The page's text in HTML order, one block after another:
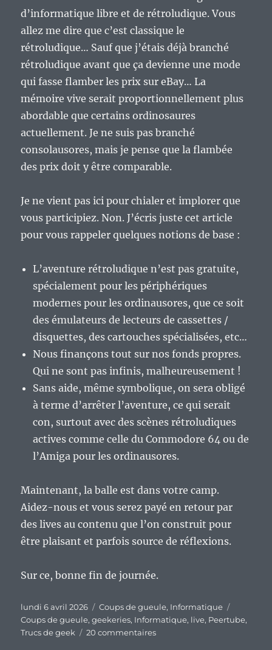
d’informatique libre et de rétroludique. Vous
allez me dire que c’est classique le
rétroludique… Sauf que j’étais déjà branché
rétroludique avant que ça devienne une mode
qui fasse flamber les prix sur eBay… La
mémoire vive serait proportionnellement plus
abordable que certains ordinosaures
actuellement. Je ne suis pas branché
consolausores, mais je pense que la flambée
des prix doit y être comparable.
Je ne vient pas ici pour chialer et implorer que
vous participiez. Non. J’écris juste cet article
pour vous rappeler quelques notions de base :
L’aventure rétroludique n’est pas gratuite,
spécialement pour les périphériques
modernes pour les ordinausores, que ce soit
des émulateurs de lecteurs de cassettes /
disquettes, des cartouches spécialisées, etc…
Nous finançons tout sur nos fonds propres.
Qui ne sont pas infinis, malheureusement !
Sans aide, même symbolique, on sera obligé
à terme d’arrêter l’aventure, ce qui serait
con, surtout avec des scènes rétroludiques
actives comme celle du Commodore 64 ou de
l’Amiga pour les ordinausores.
Maintenant, la balle est dans votre camp.
Aidez-nous et vous serez payé en retour par
des lives au contenu que l’on construit pour
être plaisant et parfois source de réflexions.
Sur ce, bonne fin de journée.
Publié
le
lundi 6 avril 2026 Catégories
Coups de gueule, Informatique
Coups de gueule,geekeries, Informatique, live, Peertube,
Trucs de geek
20 commentairessur